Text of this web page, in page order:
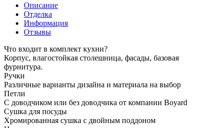
Описание
Отделка
Информация
Отзывы
Что входит в комплект кухни?
Корпус, влагостойкая столешница, фасады, базовая
фурнитура.
Ручки
Различные варианты дизайна и материала на выбор
Петли
С доводчиком или без доводчика от компании Boyard
Сушка для посуды
Хромированная сушка с двойным поддоном